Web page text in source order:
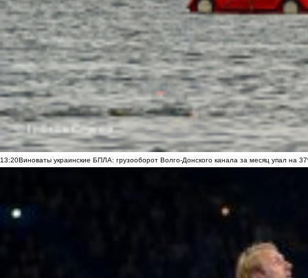
13:20Виноваты украинские БПЛА: грузооборот Волго-Донского канала за месяц упал на